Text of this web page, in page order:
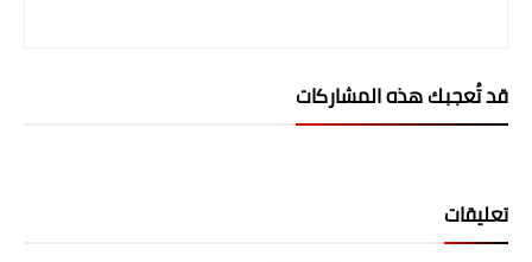
قد تُعجبك هذه المشاركات
تعليقات